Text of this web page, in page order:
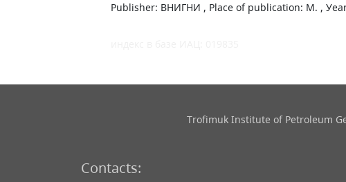
Publisher: ВНИГНИ , Place of publication: М. ,
Trofimuk Institute of Petroleum
Contacts: